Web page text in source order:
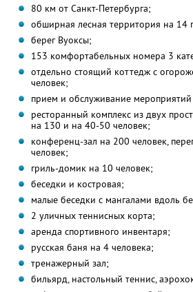
80 км от Санкт-Петербурга;
обширная лесная территория на 14
берег Вуоксы;
153 комфортабельных номера 3
отдельно стоящий коттедж с
человек;
прием и обслуживание
ресторанный комплекс из двух
на 130 и на 40-50 человек;
конференц-зал на 200 человек,
человек;
гриль-домик на 10 человек;
беседки и костровая;
малые беседки с мангалами вдоль
2 уличных теннисных корта;
аренда спортивного инвентаря;
русская баня на 4 человека;
тренажерный зал;
бильярд, настольный теннис,